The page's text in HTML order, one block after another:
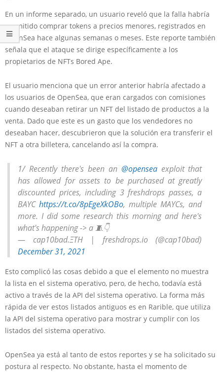
En un informe separado, un usuario reveló que la falla habría
permitido comprar tokens a precios menores, registrados en
OpenSea hace algunas semanas o meses. Este reporte también
señala que el ataque se dirige específicamente a los
propietarios de NFTs Bored Ape.
El usuario menciona que un error anterior habría afectado a
los usuarios de OpenSea, que eran cargados con comisiones
cuando deseaban retirar un NFT del listado de productos a la
venta. Dado que este es un gasto que los vendedores no
deseaban hacer, descubrieron que la solución era transferir el
NFT a otra billetera, cancelando así la compra.
1/ Recently there's been an @openseaexploit that
has allowed for assets to be purchased at greatly
discounted prices, including 3 freshdrops passes, a
BAYChttps://t.co/8pEgeXkOBo, multiple MAYCs, and
more. I did some research this morning and here's
what's happening -> a 🧵👇
— cap10bad.ΞTH | freshdrops.io (@cap10bad)
December 31, 2021
Esto complicó las cosas debido a que el elemento no muestra
la lista en el sistema operativo, pero, de hecho, todavía está
activo a través de la API del sistema operativo. La forma más
rápida de ver estos listados antiguos es en Rarible, que utiliza
la API del sistema operativo para mostrar y cumplir con los
listados del sistema operativo.
OpenSea ya está al tanto de estos reportes y se ha solicitado su
postura al respecto. No obstante, hasta el momento de